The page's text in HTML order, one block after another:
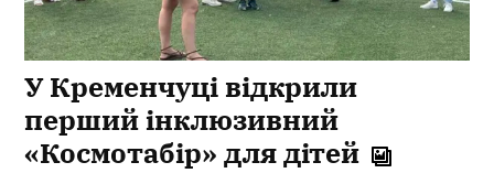
У Кременчуці відкрили
перший інклюзивний
«Космотабір» для дітей